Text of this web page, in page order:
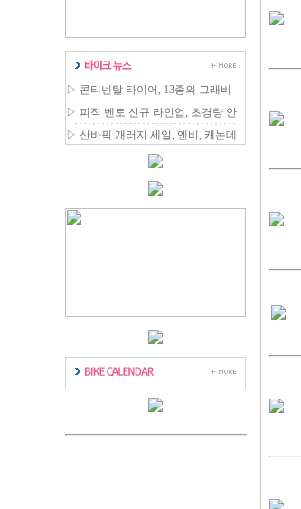
▷ 콘티넨탈 타이어, 13종의 그래비
티 MTB 라인업 확장
▷ 피직 벤토 신규 라인업, 초경량 안
장 국내 출시
▷ 산바픽 개러지 세일, 엔비, 캐논데